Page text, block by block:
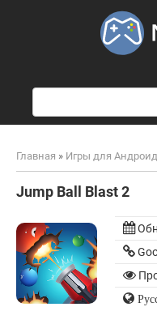
Главная » Игры для Андроид
Jump Ball Blast 2